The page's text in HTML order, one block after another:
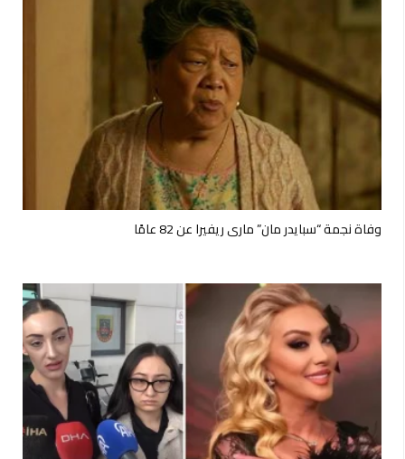
وفاة نجمة “سبايدر مان” ماري ريفيرا عن 82 عامًا